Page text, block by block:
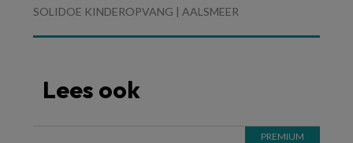
SOLIDOE KINDEROPVANG | AALSMEER
Lees ook